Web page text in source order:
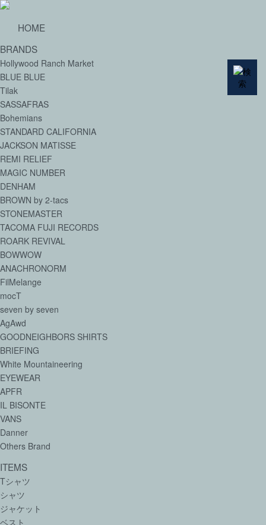
HOME
BRANDS
Hollywood Ranch Market
BLUE BLUE
Tilak
SASSAFRAS
Bohemians
STANDARD CALIFORNIA
JACKSON MATISSE
REMI RELIEF
MAGIC NUMBER
DENHAM
BROWN by 2-tacs
STONEMASTER
TACOMA FUJI RECORDS
ROARK REVIVAL
BOWWOW
ANACHRONORM
FilMelange
mocT
seven by seven
AgAwd
GOODNEIGHBORS SHIRTS
BRIEFING
White Mountaineering
EYEWEAR
APFR
IL BISONTE
VANS
Danner
Others Brand
ITEMS
Tシャツ
シャツ
ジャケット
ベスト